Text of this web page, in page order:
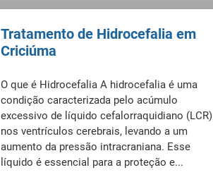
Tratamento de Hidrocefalia em
Criciúma
O que é Hidrocefalia A hidrocefalia é uma
condição caracterizada pelo acúmulo
excessivo de líquido cefalorraquidiano (LCR)
nos ventrículos cerebrais, levando a um
aumento da pressão intracraniana. Esse
líquido é essencial para a proteção e